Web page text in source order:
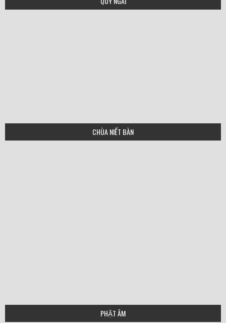
CHÙA NIẾT BÀN
PHẬT ÂM